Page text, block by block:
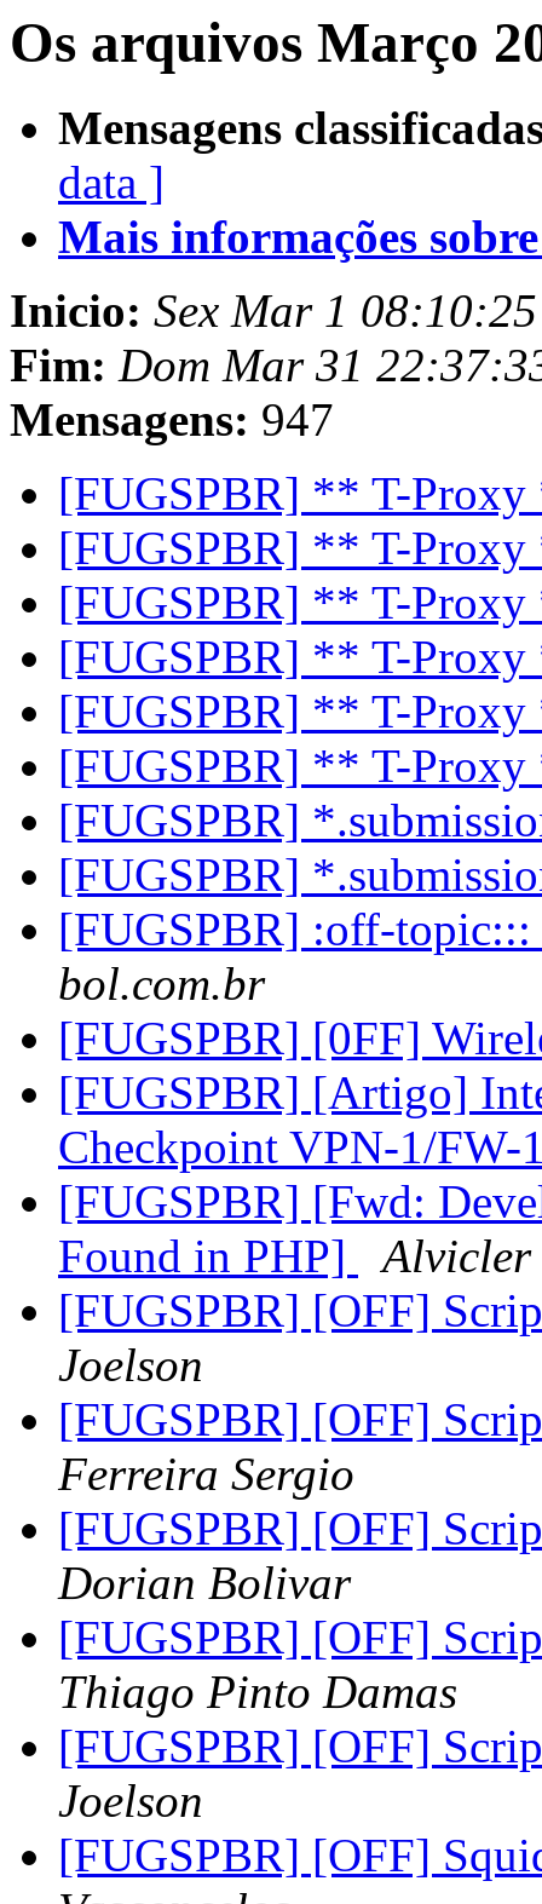
Os arquivos Março
Mensagens
data ]
Mais informações
Inicio: Sex Mar 1
Fim: Dom Mar 31
Mensagens: 947
[FUGSPBR] ** T-
[FUGSPBR] ** T-
[FUGSPBR] ** T-
[FUGSPBR] ** T-
[FUGSPBR] ** T-
[FUGSPBR] ** T-
[FUGSPBR]
[FUGSPBR]
[FUGSPBR] :off-
bol.com.br
[FUGSPBR] [0FF]
[FUGSPBR] [Artigo]
Checkpoint VPN-1/
[FUGSPBR] [Fwd:
Found in PHP]
Alvicler
[FUGSPBR] [OFF]
Joelson
[FUGSPBR] [OFF]
Ferreira Sergio
[FUGSPBR] [OFF]
Dorian Bolivar
[FUGSPBR] [OFF]
Thiago Pinto Damas
[FUGSPBR] [OFF]
Joelson
[FUGSPBR] [OFF]